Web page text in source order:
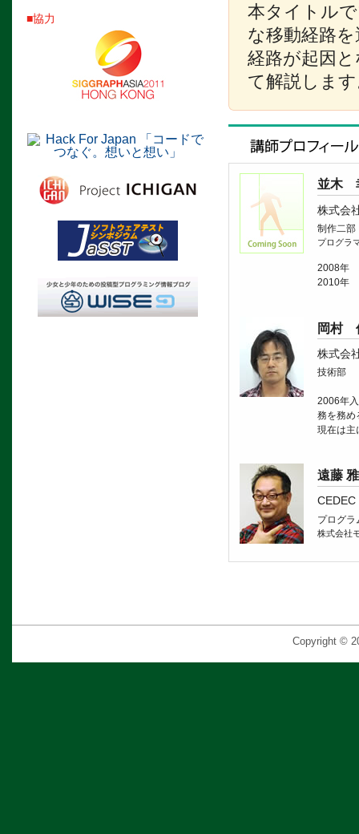
本タイトル
な移動経路
経路が起因
て解説しま
並木
株式会
制作二部
プログラ
2008年
2010年
岡村
株式会
技術部
2006年
務を務め
現在は主
遠藤
プログラ
株式会社
■協力
Copyright ©